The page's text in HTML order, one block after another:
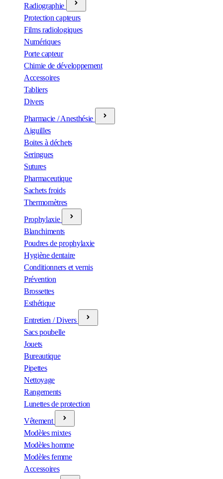
Radiographie
Protection capteurs
Films radiologiques
Numériques
Porte capteur
Chimie de développement
Accessoires
Tabliers
Divers
Pharmacie / Anesthésie
Aiguilles
Boites à déchets
Seringues
Sutures
Pharmaceutique
Sachets froids
Thermomètres
Prophylaxie
Blanchiments
Poudres de prophylaxie
Hygiène dentaire
Conditionners et vernis
Prévention
Brossettes
Esthétique
Entretien / Divers
Sacs poubelle
Jouets
Bureautique
Pipettes
Nettoyage
Rangements
Lunettes de protection
Vêtement
Modèles mixtes
Modèles homme
Modèles femme
Accessoires